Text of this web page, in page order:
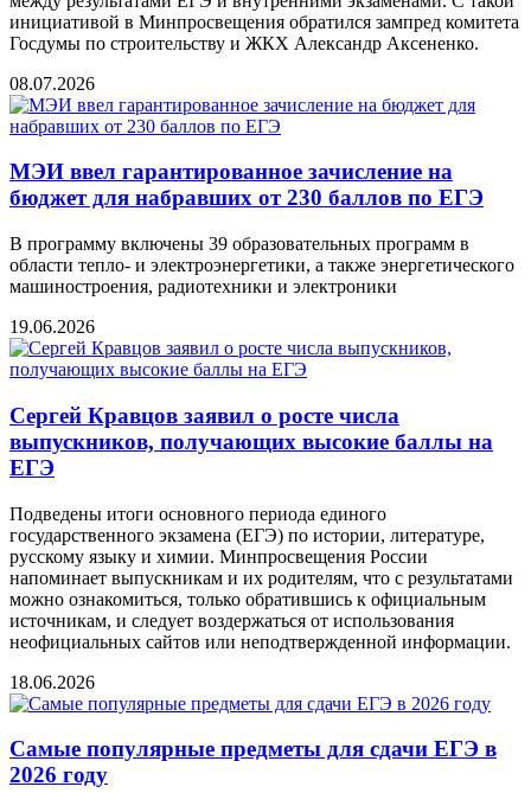
инициативой в Минпросвещения обратился зампред комитета
Госдумы по строительству и ЖКХ Александр Аксененко.
08.07.2026
МЭИ ввел гарантированное зачисление на
бюджет для набравших от 230 баллов по ЕГЭ
В программу включены 39 образовательных программ в
области тепло- и электроэнергетики, а также энергетического
машиностроения, радиотехники и электроники
19.06.2026
Сергей Кравцов заявил о росте числа
выпускников, получающих высокие баллы на
ЕГЭ
Подведены итоги основного периода единого
государственного экзамена (ЕГЭ) по истории, литературе,
русскому языку и химии. Минпросвещения России
напоминает выпускникам и их родителям, что с результатами
можно ознакомиться, только обратившись к официальным
источникам, и следует воздержаться от использования
неофициальных сайтов или неподтвержденной информации.
18.06.2026
Самые популярные предметы для сдачи ЕГЭ в
2026 году